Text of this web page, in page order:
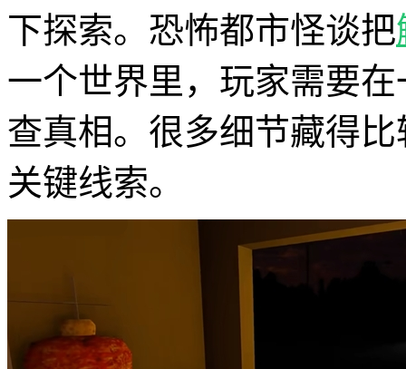
下探索。恐怖都市怪谈把
一个世界里，玩家需要
查真相。很多细节藏得
关键线索。